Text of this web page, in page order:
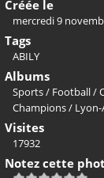
Créée le
mercredi 9
Tags
ABILY
Albums
Sports/ Football/
Champions/ Lyon-
Visites
17932
Notez cette